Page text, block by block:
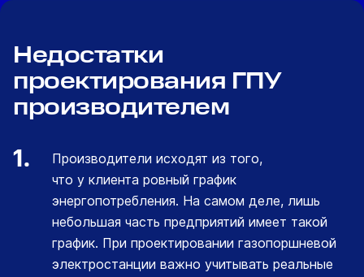
Недостатки
проектирования ГПУ
производителем
1.
Производители исходят из того,
что у клиента ровный график
энергопотребления. На самом деле, лишь
небольшая часть предприятий имеет такой
график. При проектировании газопоршневой
электростанции важно учитывать реальные